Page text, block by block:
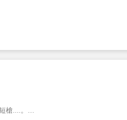
品生產及代工服務
槍....。